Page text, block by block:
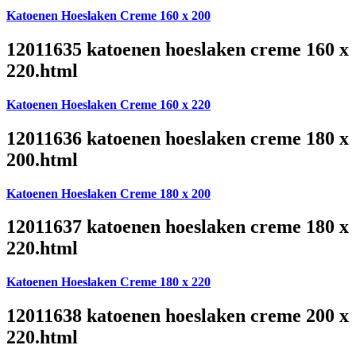
Katoenen Hoeslaken Creme 160 x 200
12011635 katoenen hoeslaken creme 160 x
220.html
Katoenen Hoeslaken Creme 160 x 220
12011636 katoenen hoeslaken creme 180 x
200.html
Katoenen Hoeslaken Creme 180 x 200
12011637 katoenen hoeslaken creme 180 x
220.html
Katoenen Hoeslaken Creme 180 x 220
12011638 katoenen hoeslaken creme 200 x
220.html